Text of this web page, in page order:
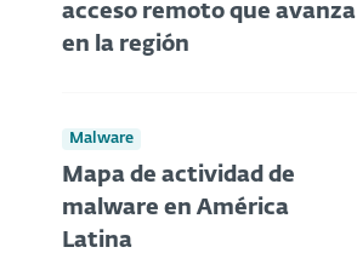
acceso remoto que avanza
en la región
Malware
Mapa de actividad de
malware en América
Latina